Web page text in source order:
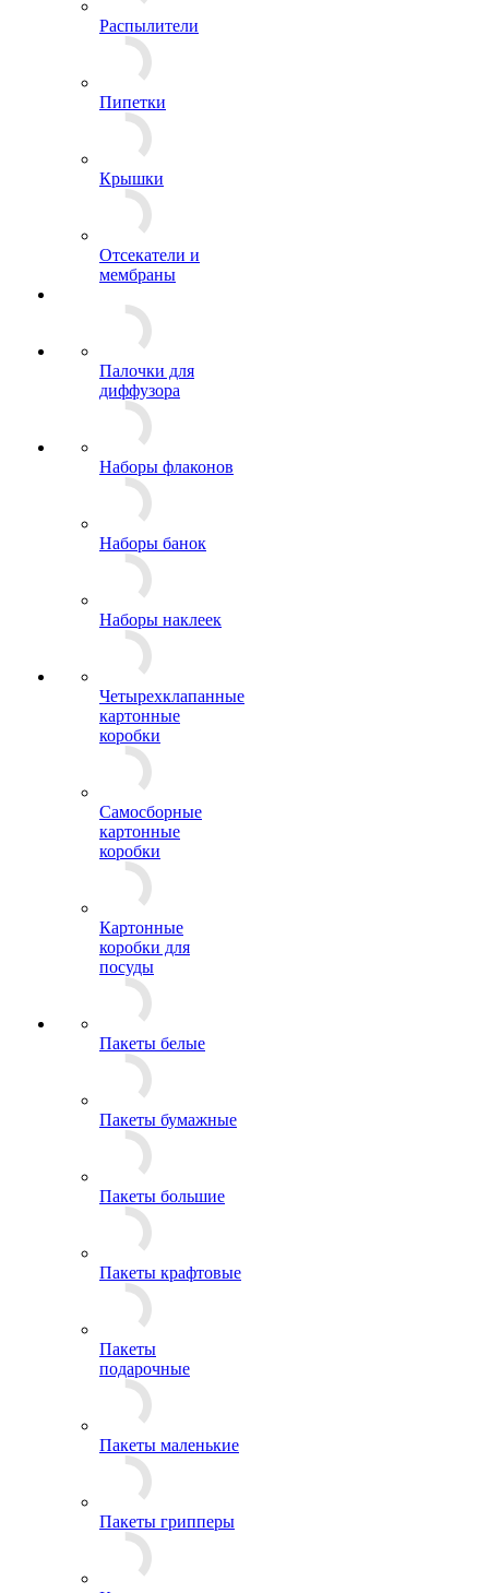
Распылители
Пипетки
Крышки
Отсекатели и
мембраны
Палочки для
диффузора
Наборы флаконов
Наборы банок
Наборы наклеек
Четырехклапанные
картонные
коробки
Самосборные
картонные
коробки
Картонные
коробки для
посуды
Пакеты белые
Пакеты бумажные
Пакеты большие
Пакеты крафтовые
Пакеты
подарочные
Пакеты маленькие
Пакеты грипперы